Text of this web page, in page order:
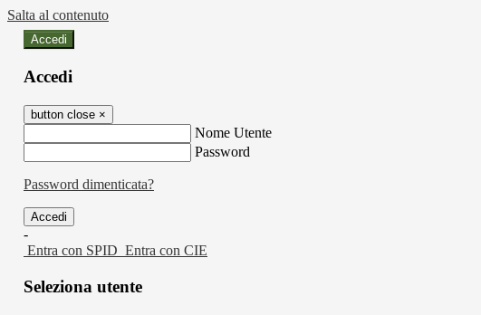
Salta al contenuto
Accedi
Accedi
button close ×
Nome Utente
Password
Password dimenticata?
-
Entra con SPID Entra con CIE
Seleziona utente